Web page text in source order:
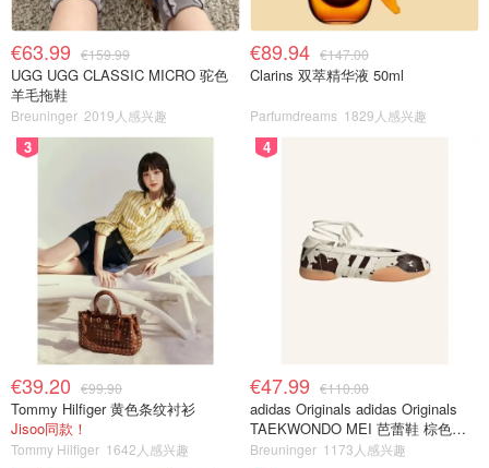
€63.99 €159.99
UGG UGG CLASSIC MICRO 驼色
羊毛拖鞋
Breuninger 2019人感兴趣
€89.94 €147.00
Clarins 双萃精华液 50ml
Parfumdreams 1829人感兴趣
3
€39.20 €99.90
Tommy Hilfiger 黄色条纹衬衫
Jisoo同款！
Tommy Hilfiger 1642人感兴趣
4
€47.99 €110.00
adidas Originals adidas Originals
TAEKWONDO MEI 芭蕾鞋 棕色米
色
Breuninger 1173人感兴趣